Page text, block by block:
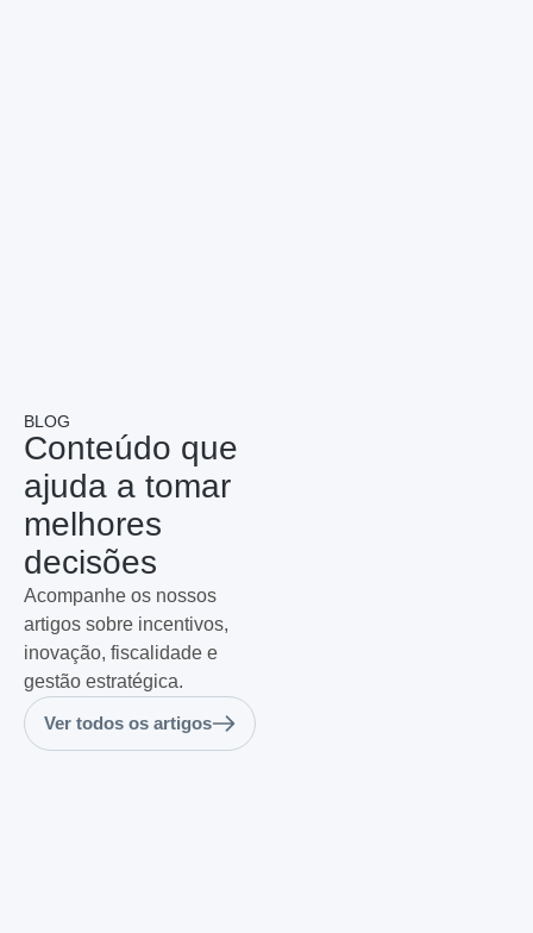
BLOG
Conteúdo que
ajuda a tomar
melhores
decisões
Acompanhe os nossos
artigos sobre incentivos,
inovação, fiscalidade e
gestão estratégica.
Ver todos os artigos